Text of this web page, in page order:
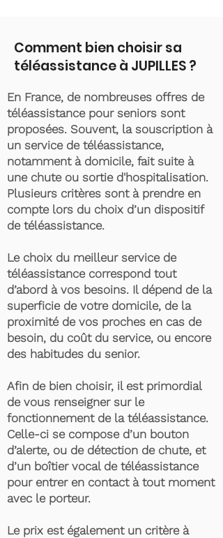
Comment bien choisir sa
téléassistance à JUPILLES ?
En France, de nombreuses offres de
téléassistance pour seniors sont
proposées. Souvent, la souscription à
un service de téléassistance,
notamment à domicile, fait suite à
une chute ou sortie d'hospitalisation.
Plusieurs critères sont à prendre en
compte lors du choix d’un dispositif
de téléassistance.
Le choix du meilleur service de
téléassistance correspond tout
d’abord à vos besoins. Il dépend de la
superficie de votre domicile, de la
proximité de vos proches en cas de
besoin, du coût du service, ou encore
des habitudes du senior.
Afin de bien choisir, il est primordial
de vous renseigner sur le
fonctionnement de la téléassistance.
Celle-ci se compose d’un bouton
d’alerte, ou de détection de chute, et
d’un boîtier vocal de téléassistance
pour entrer en contact à tout moment
avec le porteur.
Le prix est également un critère à